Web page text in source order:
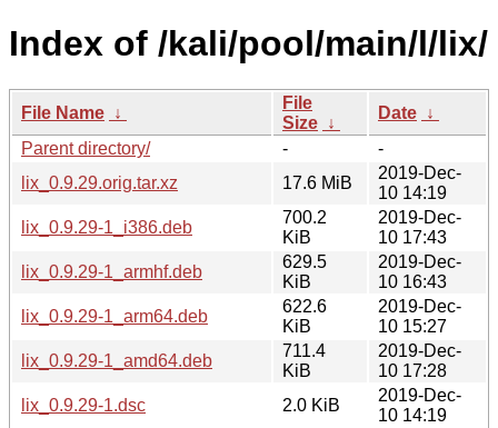
Index of /kali/pool/main/l/lix/
File Name ↓
File
Size ↓
Date ↓
Parent directory/
-
-
lix_0.9.29.orig.tar.xz
17.6 MiB
2019-Dec-
10 14:19
lix_0.9.29-1_i386.deb
700.2
KiB
2019-Dec-
10 17:43
lix_0.9.29-1_armhf.deb
629.5
KiB
2019-Dec-
10 16:43
lix_0.9.29-1_arm64.deb
622.6
KiB
2019-Dec-
10 15:27
lix_0.9.29-1_amd64.deb
711.4
KiB
2019-Dec-
10 17:28
lix_0.9.29-1.dsc
2.0 KiB
2019-Dec-
10 14:19